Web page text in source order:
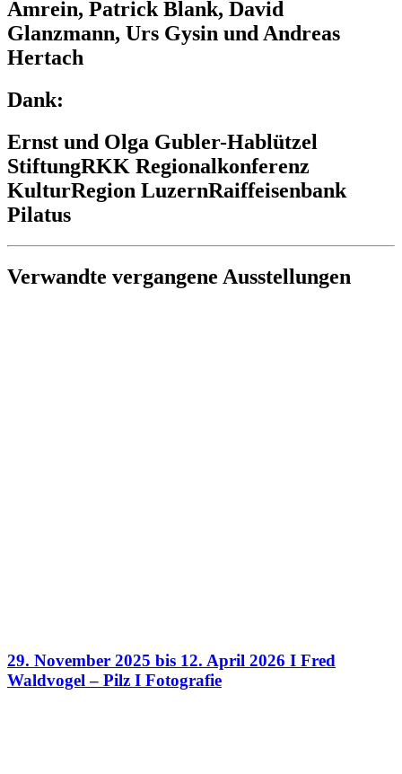
Amrein, Patrick Blank, David
Glanzmann, Urs Gysin und Andreas
Hertach
Dank:
Ernst und Olga Gubler-Hablützel
StiftungRKK Regionalkonferenz
KulturRegion LuzernRaiffeisenbank
Pilatus
Verwandte vergangene Ausstellungen
29. November 2025 bis 12. April 2026 I Fred
Waldvogel – Pilz I Fotografie